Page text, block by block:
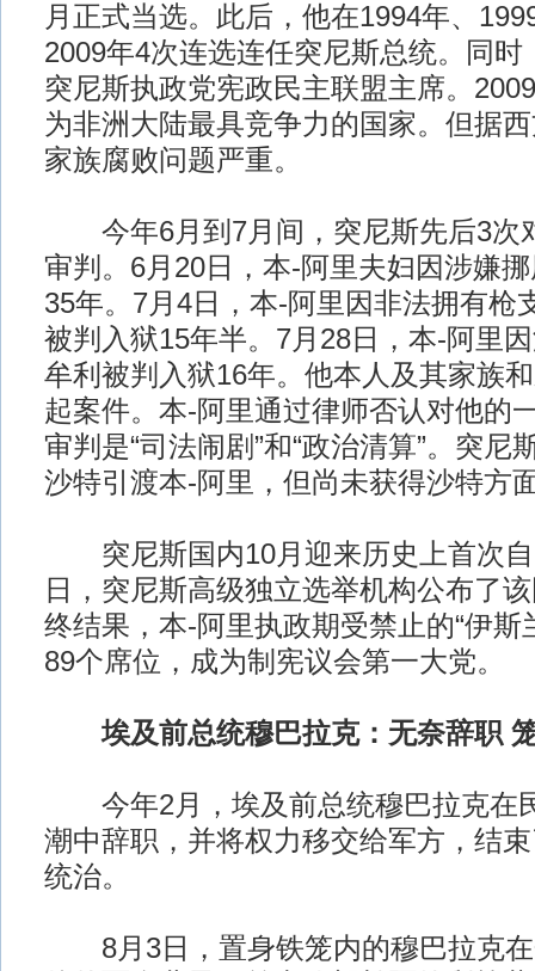
月正式当选。此后，他在1994年、
2009年4次连选连任突尼斯总统。同时
突尼斯执政党宪政民主联盟主席。
为非洲大陆最具竞争力的国家。但据
家族腐败问题严重。
今年6月到7月间，突尼斯先后3次
审判。6月20日，本-阿里夫妇因涉嫌
35年。7月4日，本-阿里因非法拥有枪
被判入狱15年半。7月28日，本-阿里
牟利被判入狱16年。他本人及其家族
起案件。本-阿里通过律师否认对他的
审判是“司法闹剧”和“政治清算”。突尼
沙特引渡本-阿里，但尚未获得沙特方
突尼斯国内10月迎来历史上首次自
日，突尼斯高级独立选举机构公布了
终结果，本-阿里执政期受禁止的“伊斯
89个席位，成为制宪议会第一大党。
埃及前总统穆巴拉克：无奈辞职
今年2月，埃及前总统穆巴拉克在
潮中辞职，并将权力移交给军方，结
统治。
8月3日，置身铁笼内的穆巴拉克在